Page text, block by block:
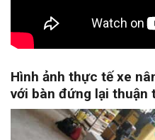
Hình ảnh thực tếxe
với bàn đứng lại thuận